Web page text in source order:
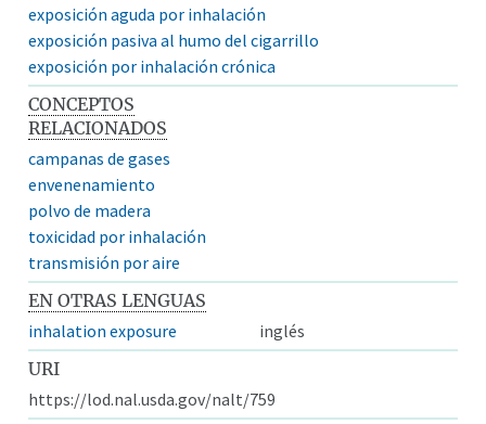
exposición aguda por inhalación
exposición pasiva al humo del cigarrillo
exposición por inhalación crónica
CONCEPTOS
RELACIONADOS
campanas de gases
envenenamiento
polvo de madera
toxicidad por inhalación
transmisión por aire
EN OTRAS LENGUAS
inhalation exposure
inglés
URI
https://lod.nal.usda.gov/nalt/759